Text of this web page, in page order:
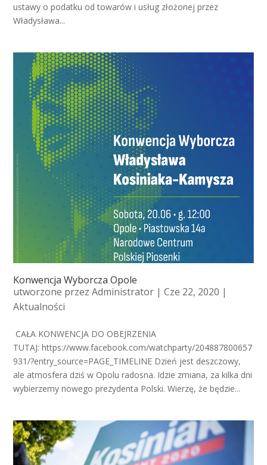
ustawy o podatku od towarów i usług złożonej przez
Władysława...
Konwencja Wyborcza Opole
utworzone przezAdministrator | Cze 22, 2020 |
Aktualności
CAŁA KONWENCJA DO OBEJRZENIA
TUTAJ: https://www.facebook.com/watchparty/204887800657
931/?entry_source=PAGE_TIMELINE Dzień jest deszczowy,
ale atmosfera dziś w Opolu radosna. Idzie zmiana, za kilka dni
wybierzemy nowego prezydenta Polski. Wierzę, że będzie...